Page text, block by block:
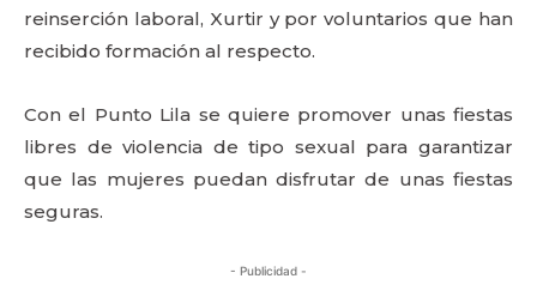
reinserción laboral, Xurtir y por voluntarios que han
recibido formación al respecto.
Con el Punto Lila se quiere promover unas fiestas
libres de violencia de tipo sexual para garantizar
que las mujeres puedan disfrutar de unas fiestas
seguras.
- Publicidad -